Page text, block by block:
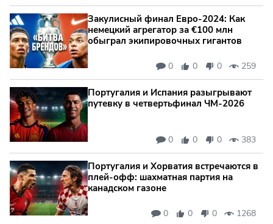
Закулисный финал Евро-2024: Как
немецкий агрегатор за €100 млн
обыграл экипировочных гигантов
0 0 0 259
Португалия и Испания разыгрывают
путевку в четвертьфинал ЧМ-2026
0 0 0 383
Португалия и Хорватия встречаются в
плей-офф: шахматная партия на
канадском газоне
0 0 0 1268